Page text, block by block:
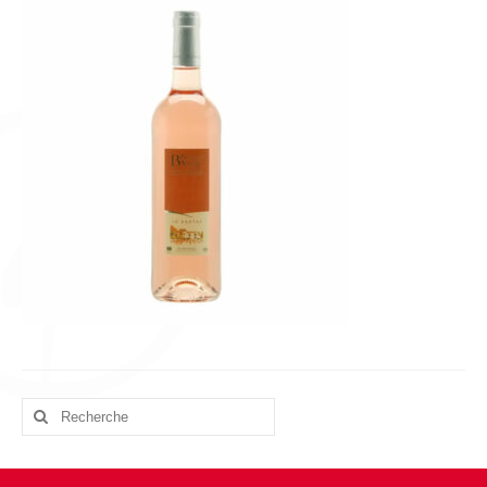
Rechercher